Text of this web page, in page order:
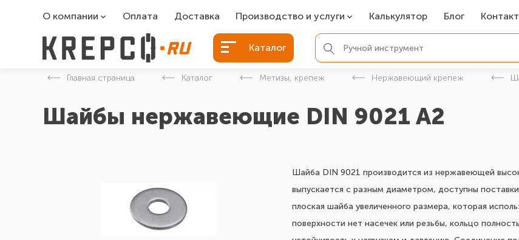
О компании
О компании
Оплата Доставка Производство и услуги
Болты БСР
Болты для фундамента
Закладные детали
Калькулятор Блог
Каталог
Главная страница Каталог Метизы, крепеж Нержавеющий крепеж
Шайбы нержавеющие DIN 9021 A2
Шайба DIN 9021 производится из нержавеющей
выпускается с разным диаметром, доступны
плоская шайба увеличенного размера, которая
поверхности нет насечек или резьбы, кольцо